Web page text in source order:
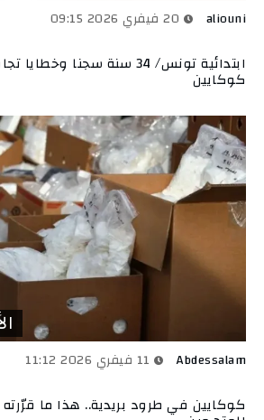
aliouni
ابتدائية تونس/ 34 سنة سجنا
كوكايين
Abdessalam
كوكايين في طرود بريدية.. هذا ما